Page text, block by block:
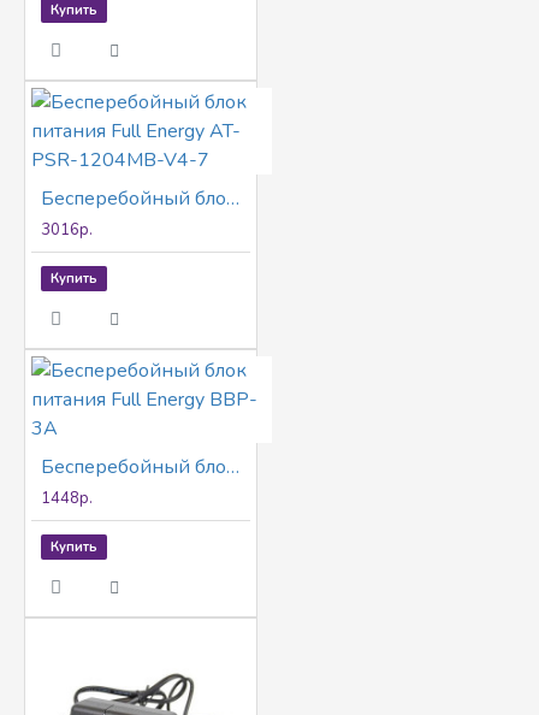
Купить
Бесперебойный блок питания Full Energy AT-PSR-1204MB-V4-7
3016р.
Купить
Бесперебойный блок питания Full Energy BBP-3A
1448р.
Купить